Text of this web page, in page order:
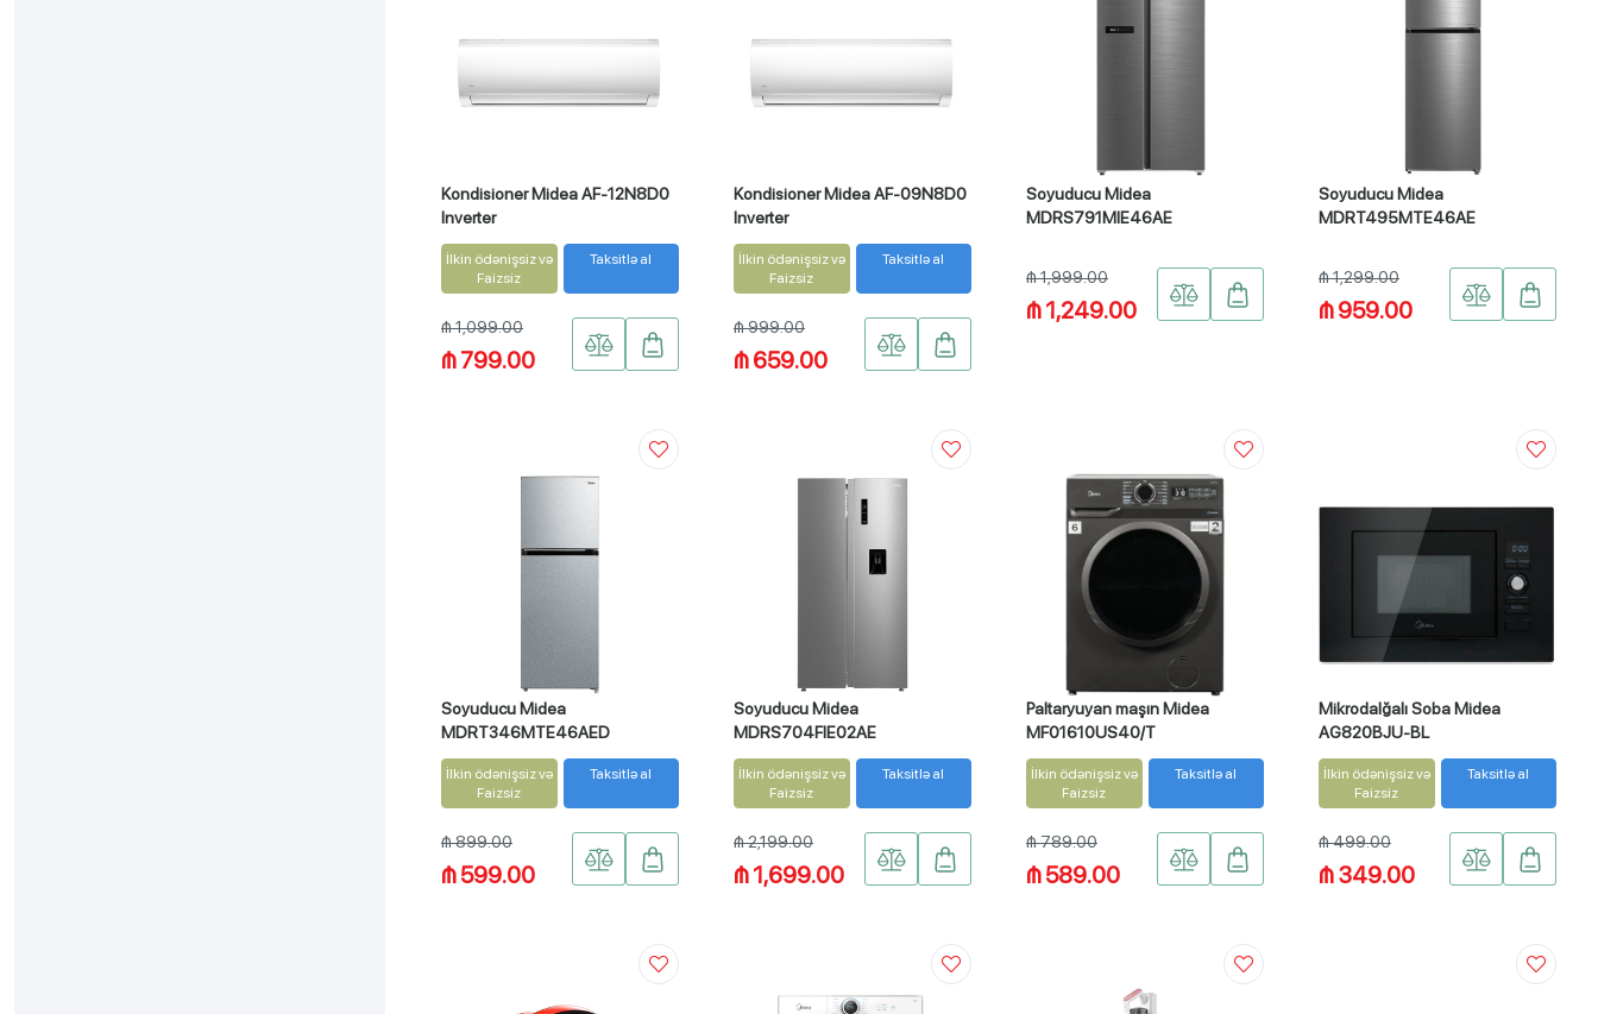
Kondisioner Midea AF-12N8D0
Inverter
İlkin ödənişsiz və
Faizsiz
Taksitlə al
₼ 1,099.00
₼ 799.00
Kondisioner Midea AF-09N8D0
Inverter
İlkin ödənişsiz və
Faizsiz
Taksitlə al
₼ 999.00
₼ 659.00
Soyuducu Midea
MDRS791MIE46AE
₼ 1,999.00
₼ 1,249.00
Soyuducu Midea
MDRT495MTE46AE
₼ 1,299.00
₼ 959.00
Soyuducu Midea
MDRT346MTE46AED
İlkin ödənişsiz və
Faizsiz
Taksitlə al
₼ 899.00
₼ 599.00
Soyuducu Midea
MDRS704FIE02AE
İlkin ödənişsiz və
Faizsiz
Taksitlə al
₼ 2,199.00
₼ 1,699.00
Paltaryuyan maşın Midea
MF01610US40/T
İlkin ödənişsiz və
Faizsiz
Taksitlə al
₼ 789.00
₼ 589.00
Mikrodalğalı Soba Midea
AG820BJU-BL
İlkin ödənişsiz və
Faizsiz
Taksitlə al
₼ 499.00
₼ 349.00